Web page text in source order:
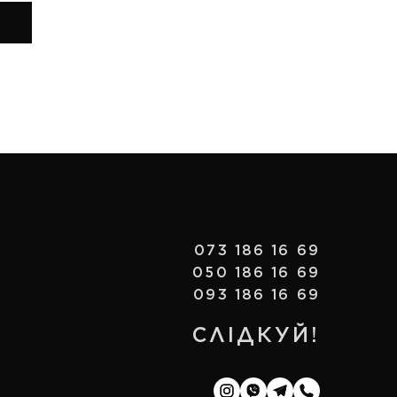
073 186 16 69
050 186 16 69
093 186 16 69
СЛІДКУЙ!